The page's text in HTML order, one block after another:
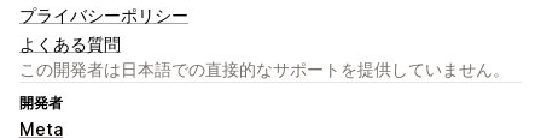
プライバシーポリシー
よくある質問
この開発者は日本語での直接的なサポートを提供していません。
開発者
Meta